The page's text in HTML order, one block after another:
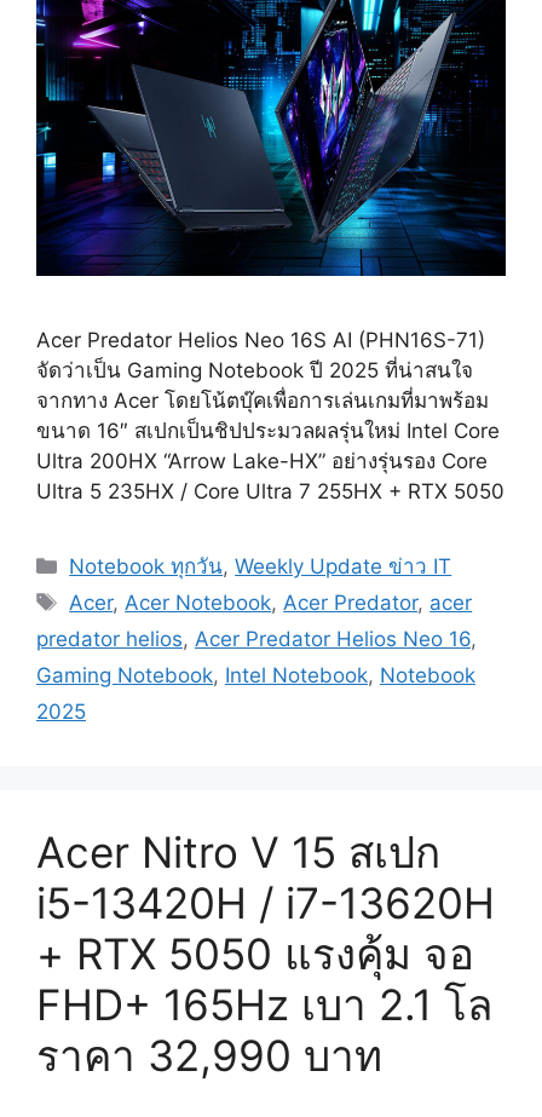
Acer Predator Helios Neo 16S AI (PHN16S-71)
จัดว่าเป็น Gaming Notebook ปี 2025 ที่น่าสนใจ
จากทาง Acer โดยโน้ตบุ๊คเพื่อการเล่นเกมที่มาพร้อม
ขนาด 16″ สเปกเป็นชิปประมวลผลรุ่นใหม่ Intel Core
Ultra 200HX “Arrow Lake-HX” อย่างรุ่นรอง Core
Ultra 5 235HX / Core Ultra 7 255HX + RTX 5050
Categories
Notebook ทุกวัน,Weekly Update ข่าว IT
Tags
Acer,Acer Notebook,Acer Predator, acer
predator helios, Acer Predator Helios Neo 16,
Gaming Notebook, Intel Notebook, Notebook
2025
Acer Nitro V 15 สเปก
i5-13420H / i7-13620H
+ RTX 5050 แรงคุ้ม จอ
FHD+ 165Hz เบา 2.1 โล
ราคา 32,990 บาท